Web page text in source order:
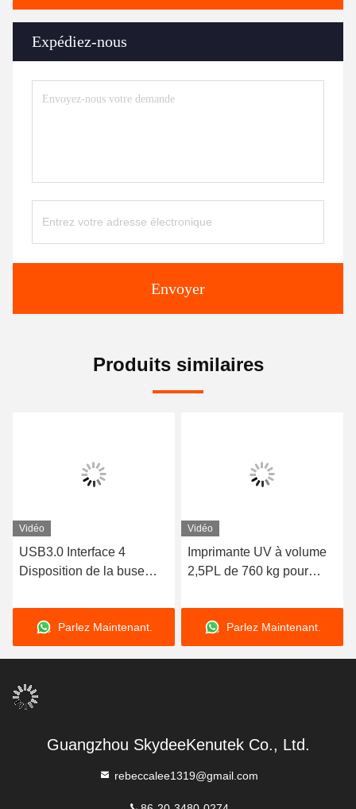
Expédiez-nous
Envoyer
Produits similaires
Vidéo
USB3.0 Interface 4
Disposition de la buse
pour l'impression de
cylindresParlez Maintenant.
Vidéo
Imprimante UV à volume
2,5PL de 760 kg pour
Parlez Maintenant.
Guangzhou SkydeeKenutek Co., Ltd.
rebeccalee1319@gmail.com